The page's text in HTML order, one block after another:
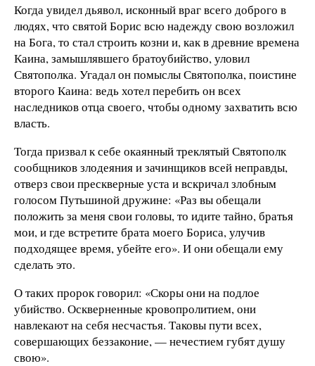
Когда увидел дьявол, исконный враг всего доброго в
людях, что святой Борис всю надежду свою возложил
на Бога, то стал строить козни и, как в древние времена
Каина, замышлявшего братоубийство, уловил
Святополка. Угадал он помыслы Святополка, поистине
второго Каина: ведь хотел перебить он всех
наследников отца своего, чтобы одному захватить всю
власть.
Тогда призвал к себе окаянный треклятый Святополк
сообщников злодеяния и зачинщиков всей неправды,
отверз свои прескверные уста и вскричал злобным
голосом Путьшиной дружине: «Раз вы обещали
положить за меня свои головы, то идите тайно, братья
мои, и где встретите брата моего Бориса, улучив
подходящее время, убейте его». И они обещали ему
сделать это.
О таких пророк говорил: «Скоры они на подлое
убийство. Оскверненные кровопролитием, они
навлекают на себя несчастья. Таковы пути всех,
совершающих беззаконие, — нечестием губят душу
свою».